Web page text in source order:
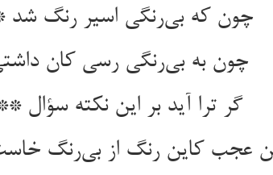
چون که بی‌‌رنگی اسیر رنگ